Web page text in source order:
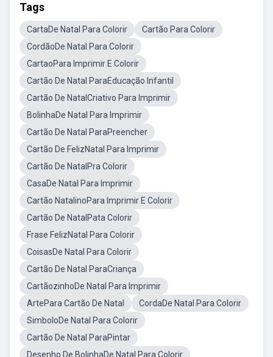
Tags
CartaDe Natal Para Colorir
Cartão Para Colorir
CordãoDe Natal Para Colorir
CartaoPara Imprimir E Colorir
Cartão De Natal ParaEducação Infantil
Cartão De NatalCriativo Para Imprimir
BolinhaDe Natal Para Imprimir
Cartão De Natal ParaPreencher
Cartão De FelizNatal Para Imprimir
Cartão De NatalPra Colorir
CasaDe Natal Para Imprimir
Cartão NatalinoPara Imprimir E Colorir
Cartão De NatalPata Colorir
Frase FelizNatal Para Colorir
CoisasDe Natal Para Colorir
Cartão De Natal ParaCriança
CartãozinhoDe Natal Para Imprimir
ArtePara Cartão De Natal
CordaDe Natal Para Colorir
SimboloDe Natal Para Colorir
Cartão De Natal ParaPintar
Desenho De BolinhaDe Natal Para Colorir